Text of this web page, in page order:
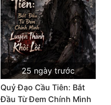
25 ngày trước
Quỷ Đạo Cầu Tiên: Bắt
Đầu Từ Đem Chính Mình